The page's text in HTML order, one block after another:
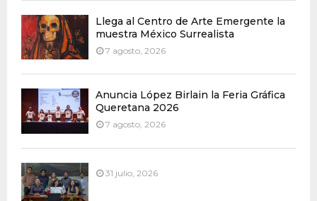
Llega al Centro de Arte Emergente la
muestra México Surrealista
7 agosto, 2026
Anuncia López Birlain la Feria Gráfica
Queretana 2026
7 agosto, 2026
31 julio, 2026